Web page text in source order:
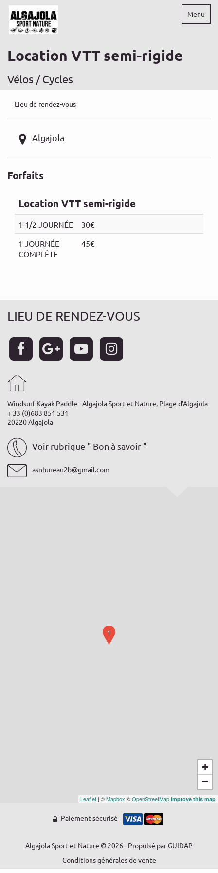
Menu
Location VTT semi-rigide
Vélos / Cycles
Lieu de rendez-vous
Algajola
Forfaits
Location VTT semi-rigide
1 1/2 JOURNÉE
30€
1 JOURNÉE
COMPLÈTE
45€
LIEU DE RENDEZ-VOUS
Windsurf Kayak Paddle - Algajola Sport et Nature, Plage d'Algajola
+ 33 (0)683 851 531
20220 Algajola
Voir rubrique " Bon à savoir "
asnbureau2b@gmail.com
1
+
−
Leaflet | ©Mapbox ©OpenStreetMap Improve this map
Paiement sécurisé
Algajola Sport et Nature © 2026 - Propulsé parGUIDAP
Conditions générales de vente